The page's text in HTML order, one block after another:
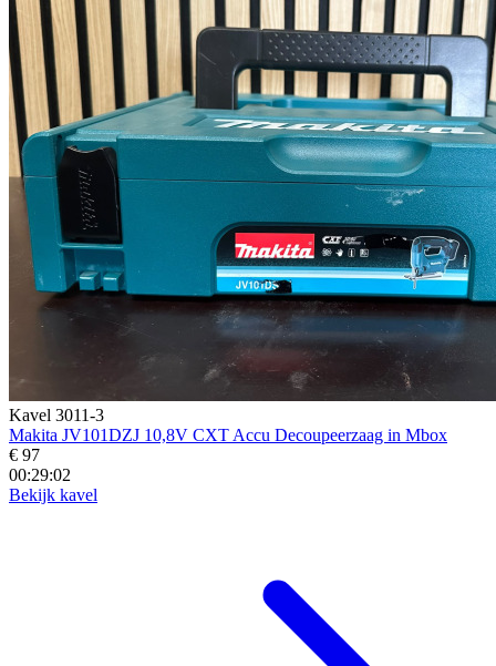
Kavel 3011-3
Makita JV101DZJ 10,8V CXT Accu Decoupeerzaag in Mbox
€ 97
00:29:00
Bekijk kavel